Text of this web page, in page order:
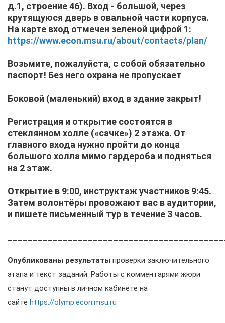
д.1, строение 46). Вход - большой, через
крутящуюся дверь в овальной части корпуса.
На карте вход отмечен зеленой цифрой 1:
https://www.econ.msu.ru/about/contacts/plan/
Возьмите, пожалуйста, с собой обязательно
паспорт! Без него охрана не пропускает
Боковой (маленький) вход в здание закрыт!
Регистрация и открытие состоятся в
стеклянном холле («сачке») 2 этажа. От
главного входа нужно пройти до конца
большого холла мимо гардероба и подняться
на 2 этаж.
Открытие в 9:00, инструктаж участников 9:45.
Затем волонтёры провожают вас в аудитории,
и пишете письменный тур в течение 3 часов.
Опубликованы результаты проверки заключительного
этапа и текст заданий. Работы с комментарями жюри
станут доступны в личном кабинете на
сайте https://olymp.econ.msu.ru